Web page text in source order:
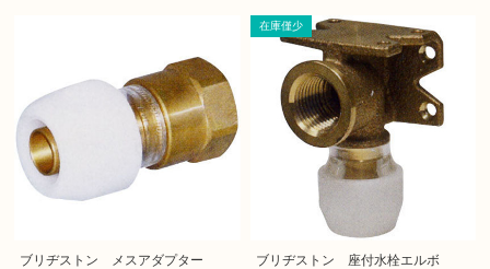
ブリヂストン メスアダプター
在庫僅少
ブリヂストン 座付水栓エルボ